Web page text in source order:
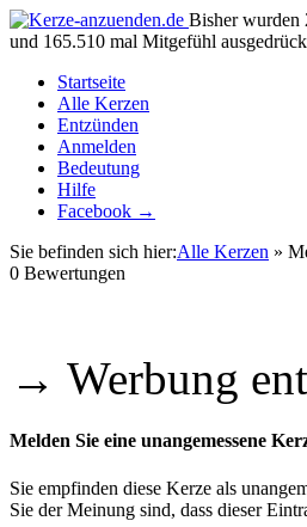
Bisher wurden
und 165.510 mal Mitgefühl
Startseite
Alle Kerzen
Entzünden
Anmelden
Bedeutung
Hilfe
Facebook →
Sie befinden sich hier:Alle Kerzen »
0 Bewertungen
→ Werbung
Melden Sie eine unangemessene
Sie empfinden diese Kerze als
Sie der Meinung sind, dass dieser